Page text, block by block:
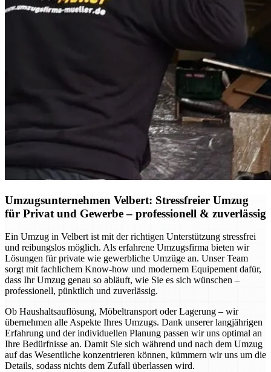
Umzugsunternehmen Velbert: Stressfreier Umzug
für Privat und Gewerbe – professionell & zuverlässig
Ein Umzug in Velbert ist mit der richtigen Unterstützung stressfrei
und reibungslos möglich. Als erfahrene Umzugsfirma bieten wir
Lösungen für private wie gewerbliche Umzüge an. Unser Team
sorgt mit fachlichem Know-how und modernem Equipement dafür,
dass Ihr Umzug genau so abläuft, wie Sie es sich wünschen –
professionell, pünktlich und zuverlässig.
Ob Haushaltsauflösung, Möbeltransport oder Lagerung – wir
übernehmen alle Aspekte Ihres Umzugs. Dank unserer langjährigen
Erfahrung und der individuellen Planung passen wir uns optimal an
Ihre Bedürfnisse an. Damit Sie sich während und nach dem Umzug
auf das Wesentliche konzentrieren können, kümmern wir uns um die
Details, sodass nichts dem Zufall überlassen wird.